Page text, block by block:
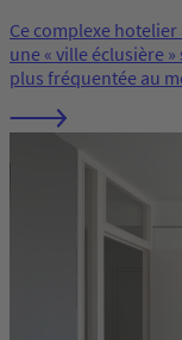
Ce complexe
une « ville éclusière
plus fréquentée au